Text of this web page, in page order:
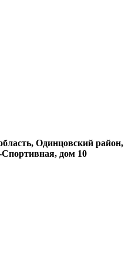
Одинцовский район,
дом 10